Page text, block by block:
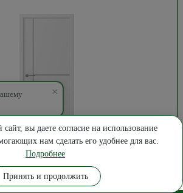
8 348₽
3 Винил ПРО Белый 90см.
×
Замер Позвонить
вы даете согласие на использование
нам сделать его удобнее для вас.
Подробнее
Принять и продолжить